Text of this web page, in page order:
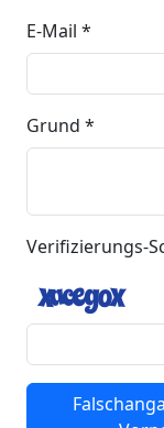
E-Mail *
Grund *
Verifizierungs-